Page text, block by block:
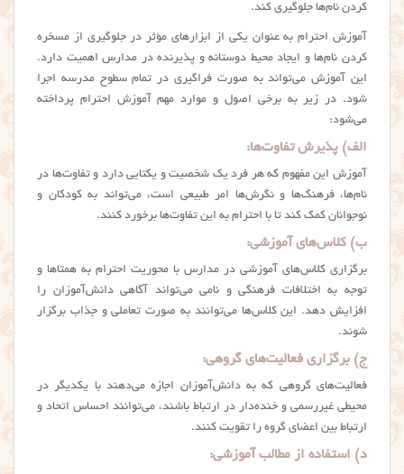
کردن نام‌ها جلوگیری کند.
آموزش احترام به عنوان یکی از ابزارهای مؤثر در جلوگیری از مسخره
کردن نام‌ها و ایجاد محیط دوستانه و پذیرنده در مدارس اهمیت دارد.
این آموزش می‌تواند به صورت فراگیری در تمام سطوح مدرسه اجرا
شود. در زیر به برخی اصول و موارد مهم آموزش احترام پرداخته
می‌شود:
الف) پذیرش تفاوت‌ها:
آموزش این مفهوم که هر فرد یک شخصیت و یکتایی دارد و تفاوت‌ها در
نام‌ها، فرهنگ‌ها و نگرش‌ها امر طبیعی است، می‌تواند به کودکان و
نوجوانان کمک کند تا با احترام به این تفاوت‌ها برخورد کنند.
ب) کلاس‌های آموزشی:
برگزاری کلاس‌های آموزشی در مدارس با محوریت احترام به همتاها و
توجه به اختلافات فرهنگی و نامی می‌تواند آگاهی دانش‌آموزان را
افزایش دهد. این کلاس‌ها می‌توانند به صورت تعاملی و جذاب برگزار
شوند.
ج) برگزاری فعالیت‌های گروهی:
فعالیت‌های گروهی که به دانش‌آموزان اجازه می‌دهند با یکدیگر در
محیطی غیررسمی و خنده‌دار در ارتباط باشند، می‌توانند احساس اتحاد و
ارتباط بین اعضای گروه را تقویت کنند.
د) استفاده از مطالب آموزشی: